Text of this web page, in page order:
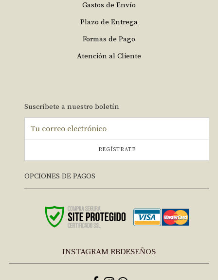
Gastos de Envío
Plazo de Entrega
Formas de Pago
Atención al Cliente
Suscríbete a nuestro boletín
REGÍSTRATE
OPCIONES DE PAGOS
INSTAGRAM RBDESEÑOS